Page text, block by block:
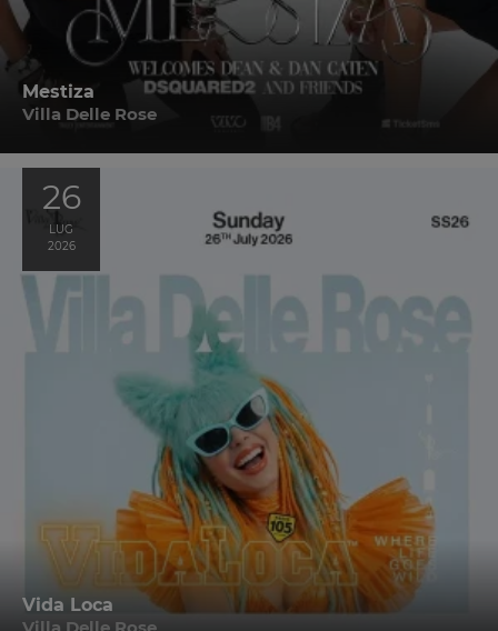
Mestiza
Villa Delle Rose
26
LUG
2026
Vida Loca